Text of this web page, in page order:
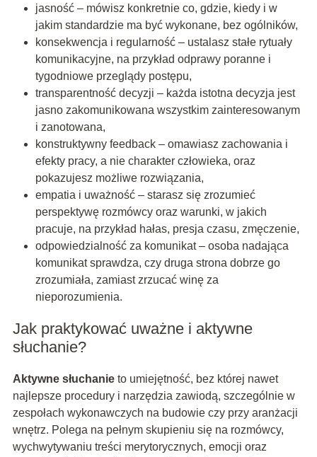
jasność – mówisz konkretnie co, gdzie, kiedy i w
jakim standardzie ma być wykonane, bez ogólników,
konsekwencja i regularność – ustalasz stałe rytuały
komunikacyjne, na przykład odprawy poranne i
tygodniowe przeglądy postępu,
transparentność decyzji – każda istotna decyzja jest
jasno zakomunikowana wszystkim zainteresowanym
i zanotowana,
konstruktywny feedback – omawiasz zachowania i
efekty pracy, a nie charakter człowieka, oraz
pokazujesz możliwe rozwiązania,
empatia i uważność – starasz się zrozumieć
perspektywę rozmówcy oraz warunki, w jakich
pracuje, na przykład hałas, presja czasu, zmęczenie,
odpowiedzialność za komunikat – osoba nadająca
komunikat sprawdza, czy druga strona dobrze go
zrozumiała, zamiast zrzucać winę za
nieporozumienia.
Jak praktykować uważne i aktywne
słuchanie?
Aktywne słuchanieto umiejętność, bez której nawet
najlepsze procedury i narzędzia zawiodą, szczególnie w
zespołach wykonawczych na budowie czy przy aranżacji
wnętrz. Polega na pełnym skupieniu się na rozmówcy,
wychwytywaniu treści merytorycznych, emocji oraz